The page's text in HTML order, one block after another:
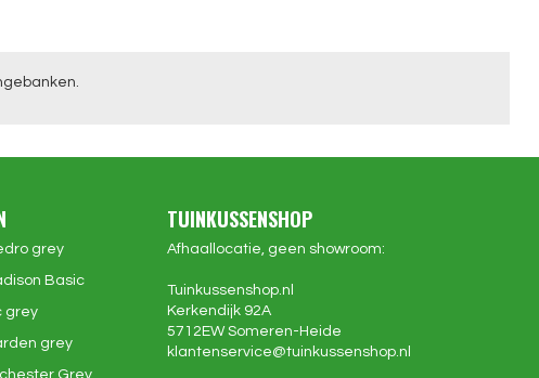
grey
Basic
grey
grey
Grey
TUINKUSSENSHOP
Afhaallocatie, geen showroom:
Tuinkussenshop.nl
Kerkendijk 92A
5712EW Someren-Heide
klantenservice@tuinkussenshop.nl